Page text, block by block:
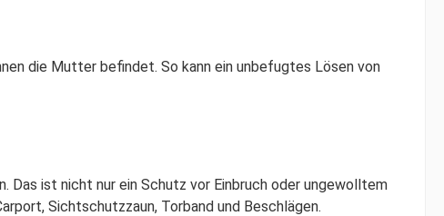
die Mutter befindet. So kann ein unbefugtes Lösen von
Das ist nicht nur ein Schutz vor Einbruch oder ungewolltem
Sichtschutzzaun, Torband und Beschlägen.